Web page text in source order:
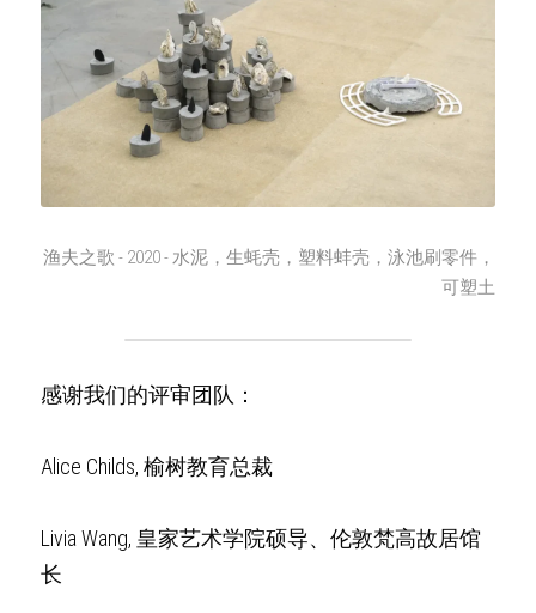
渔夫之歌 - 2020 - 水泥，生蚝壳，塑料蚌壳，泳池刷零件，
可塑土
感谢我们的评审团队：
Alice Childs, 榆树教育总裁
Livia Wang, 皇家艺术学院硕导、伦敦梵高故居馆
长